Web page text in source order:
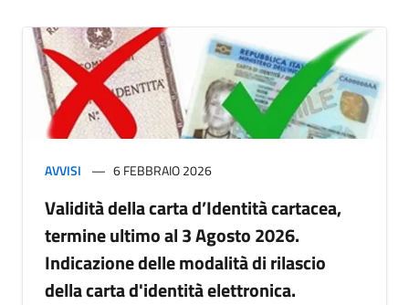
AVVISI 6 FEBBRAIO 2026
Validità della carta d’Identità cartacea,
termine ultimo al 3 Agosto 2026.
Indicazione delle modalità di rilascio
della carta d'identità elettronica.